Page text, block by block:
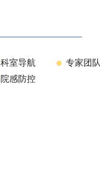
科室导航 专家团队
院感防控